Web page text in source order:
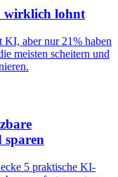
wirklich lohnt
KI, aber nur 21% haben
meisten scheitern und
sparen
5 praktische KI-